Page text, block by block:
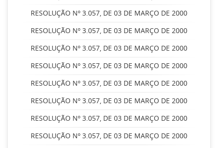
RESOLUÇÃO Nº 3.057, DE 03 DE MARÇO DE 2000
RESOLUÇÃO Nº 3.057, DE 03 DE MARÇO DE 2000
RESOLUÇÃO Nº 3.057, DE 03 DE MARÇO DE 2000
RESOLUÇÃO Nº 3.057, DE 03 DE MARÇO DE 2000
RESOLUÇÃO Nº 3.057, DE 03 DE MARÇO DE 2000
RESOLUÇÃO Nº 3.057, DE 03 DE MARÇO DE 2000
RESOLUÇÃO Nº 3.057, DE 03 DE MARÇO DE 2000
RESOLUÇÃO Nº 3.057, DE 03 DE MARÇO DE 2000